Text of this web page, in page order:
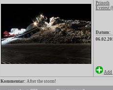
Prinoth
Everest
Datum:
Add
Kommentar: After the storm!